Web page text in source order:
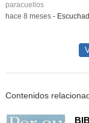
paracuellos
-hace 8 meses-
Contenidos